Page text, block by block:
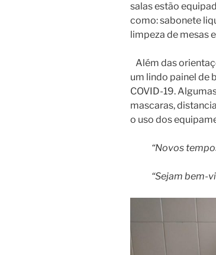
salas estão
como: sabonete
limpeza de mesas
Além das
um lindo painel de
COVID-19.
mascaras,
o uso dos
“Novos
“Sejam bem-